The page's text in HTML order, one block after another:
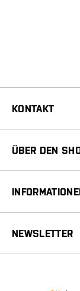
KONTAKT
ÜBER DEN
NEWSLETTER